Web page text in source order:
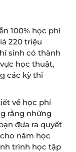
100% học phí
220 triệu
sinh có thành
học thuật,
các kỳ thi
về học phí
rằng những
đưa ra quyết
năm học
trình học tập